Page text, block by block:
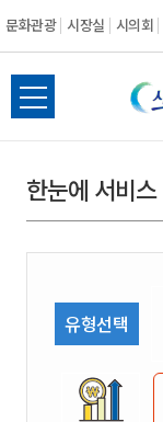
문화관광 시장실 시의회
전
체
뉴
열
한눈에 서비스
유형선택